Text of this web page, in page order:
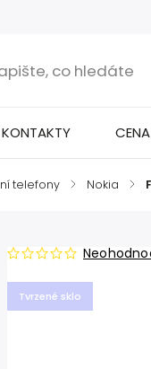
KONTAKTY
telefony / Nokia /
Tvrzené sklo